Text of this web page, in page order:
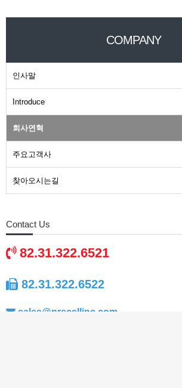
COMPANY
인사말
Introduce
회사연혁
주요고객사
Contact Us
82.31.322.6522